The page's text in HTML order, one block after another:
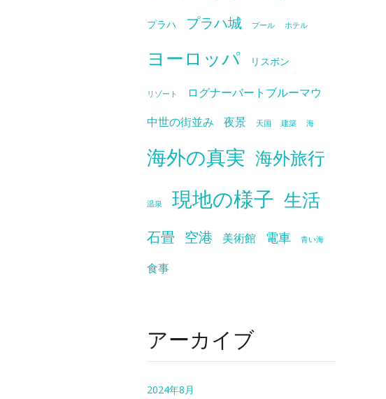
プラハ プラハ城 プール ホテル
ヨーロッパ リスボン
リゾート
ログナーバートブルーマウ
中世の街並み
夜景 天国 建築 海
海外の真実 海外旅行
温泉 現地の様子 生活
石畳 空港 美術館 電車 青い海
食事
アーカイブ
2024年8月